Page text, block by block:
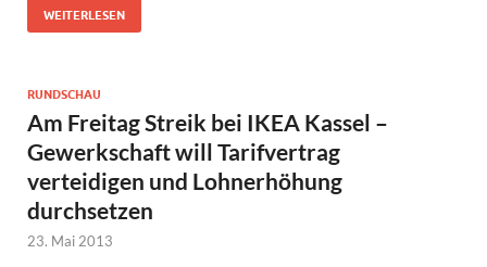
WEITERLESEN
RUNDSCHAU
Am Freitag Streik bei IKEA Kassel –
Gewerkschaft will Tarifvertrag
verteidigen und Lohnerhöhung
durchsetzen
23. Mai 2013